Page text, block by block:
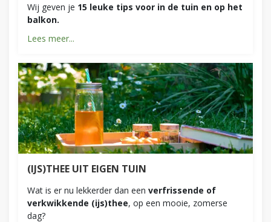
Wij geven je 15 leuke tips voor in de tuin en op het
balkon.
Lees meer...
(IJS)THEE UIT EIGEN TUIN
Wat is er nu lekkerder dan een verfrissende of
verkwikkende (ijs)thee, op een mooie, zomerse
dag?